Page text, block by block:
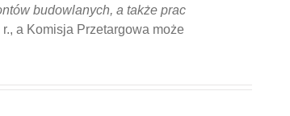
budowlanych, a także prac
a Komisja Przetargowa może